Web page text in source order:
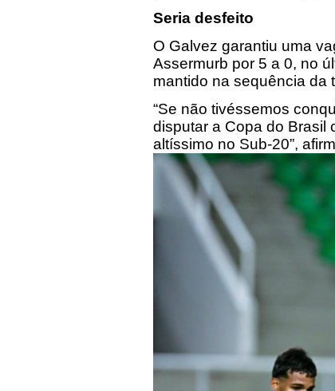
Seria desfeito
O Galvez garantiu uma
Assermurb por 5 a 0, no
mantido na sequência da
“Se não tivéssemos
disputar a Copa do Brasil
altíssimo no Sub-20”,